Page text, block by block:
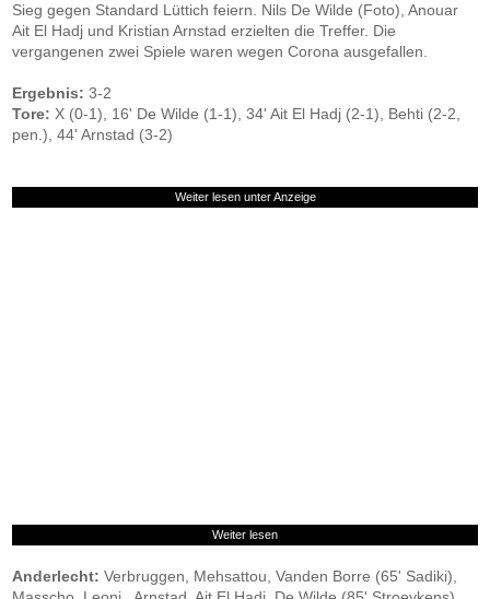
Sieg gegen Standard Lüttich feiern. Nils De Wilde (Foto), Anouar
Ait El Hadj und Kristian Arnstad erzielten die Treffer. Die
vergangenen zwei Spiele waren wegen Corona ausgefallen.
Ergebnis: 3-2
Tore: X (0-1), 16' De Wilde (1-1), 34' Ait El Hadj (2-1), Behti (2-2,
pen.), 44' Arnstad (3-2)
Weiter lesen unter Anzeige
Weiter lesen
Anderlecht: Verbruggen, Mehsattou, Vanden Borre (65' Sadiki),